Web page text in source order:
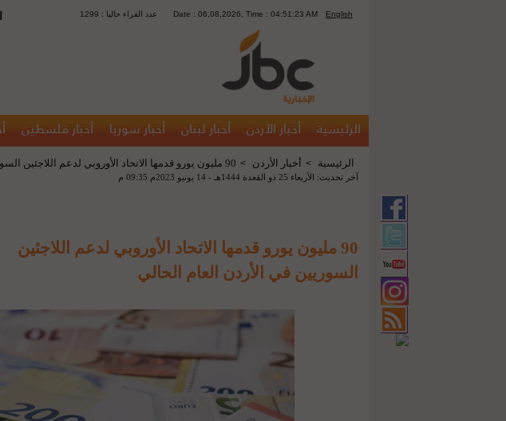
English
Date : 06,08,2026, Time : 04:51:23 AM 1299 : عدد القراء حاليا
الرئيسية أخبار الأردن أخبار لبنان أخبار سوريا أخبار فلسطين
الرئيسية > أخبار الأردن > 90 مليون يورو قدمها الاتحاد الأوروبي لدعم اللاجئين السوريين في الأردن العام الحالي
آخر تحديث: الأربعاء 25 ذو القعدة 1444هـ - 14 يونيو 2023م 09:35 م
90 مليون يورو قدمها الاتحاد الأوروبي لدعم اللاجئين
السوريين في الأردن العام الحالي